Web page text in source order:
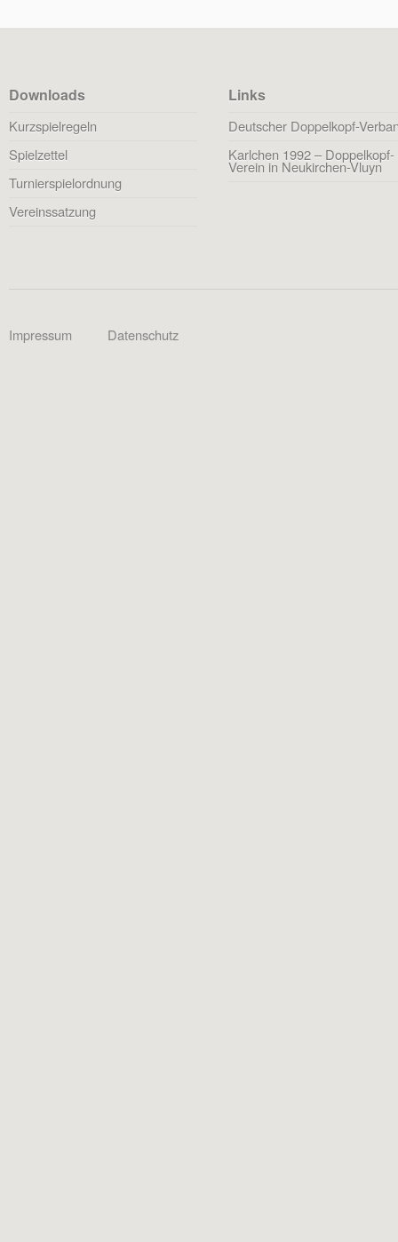
Downloads
Kurzspielregeln
Spielzettel
Turnierspielordnung
Vereinssatzung
Links
Deutscher Doppelkopf-
Karlchen 1992 – Doppelkopf-
Verein in Neukirchen-Vluyn
Impressum Datenschutz